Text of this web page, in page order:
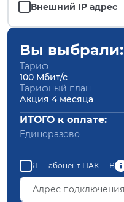
Внешний IP адрес
Вы выбрали:
Тариф
100 Мбит/с
Тарифный план
Акция 4 месяца
ИТОГО к оплате:
Единоразово
Я — абонент ПАКТ ТВ